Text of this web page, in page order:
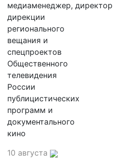
медиаменеджер, директор
дирекции
регионального
вещания и
спецпроектов
Общественного
телевидения
России
публицистических
программ и
документального
кино
10 августа